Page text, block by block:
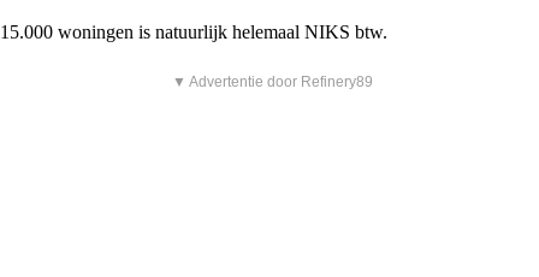
15.000 woningen is natuurlijk helemaal NIKS btw.
▼ Advertentie door Refinery89